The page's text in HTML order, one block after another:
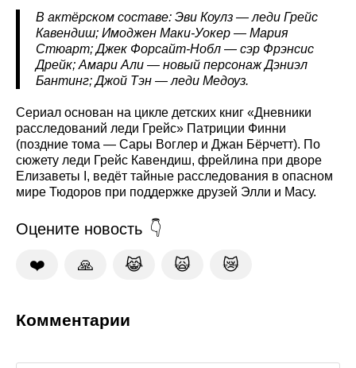
В актёрском составе: Эви Коулз — леди Грейс
Кавендиш; Имоджен Маки-Уокер — Мария
Стюарт; Джек Форсайт-Нобл — сэр Фрэнсис
Дрейк; Амари Али — новый персонаж Дэниэл
Бантинг; Джой Тэн — леди Медоуз.
Сериал основан на цикле детских книг «Дневники
расследований леди Грейс» Патриции Финни
(поздние тома — Сары Воглер и Джан Бёрчетт). По
сюжету леди Грейс Кавендиш, фрейлина при дворе
Елизаветы I, ведёт тайные расследования в опасном
мире Тюдоров при поддержке друзей Элли и Масу.
Оцените новость
❤️ 🙏 😹 🙀 😿
Комментарии